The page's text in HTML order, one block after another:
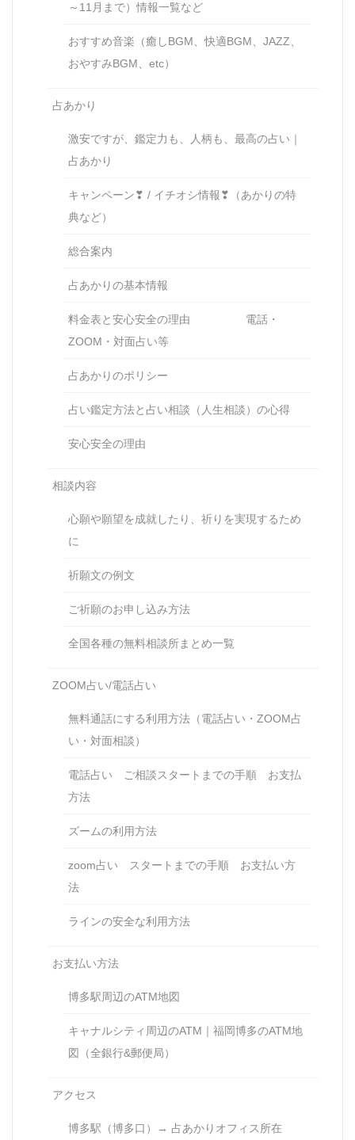
～11月まで）情報一覧など
おすすめ音楽（癒しBGM、快適BGM、JAZZ、
おやすみBGM、etc）
占あかり
激安ですが、鑑定力も、人柄も、最高の占い｜
占あかり
キャンペーン❣ / イチオシ情報❣（あかりの特
典など）
総合案内
占あかりの基本情報
料金表と安心安全の理由 電話・
ZOOM・対面占い等
占あかりのポリシー
占い鑑定方法と占い相談（人生相談）の心得
安心安全の理由
相談内容
心願や願望を成就したり、祈りを実現するため
に
祈願文の例文
ご祈願のお申し込み方法
全国各種の無料相談所まとめ一覧
ZOOM占い/電話占い
無料通話にする利用方法（電話占い・ZOOM占
い・対面相談）
電話占い ご相談スタートまでの手順 お支払
方法
ズームの利用方法
zoom占い スタートまでの手順 お支払い方
法
ラインの安全な利用方法
お支払い方法
博多駅周辺のATM地図
キャナルシティ周辺のATM｜福岡博多のATM地
図（全銀行&郵便局）
アクセス
博多駅（博多口）→ 占あかりオフィス所在